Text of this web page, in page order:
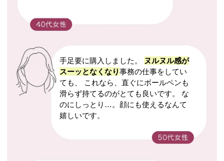
手足要に購入しました。
ヌルヌル感が
スーッとなくなり事務の仕事をしてい
ても、 これなら、直ぐにボールペンも
滑らず持てるのがとても良いです。 な
のにしっとり…。顔にも使えるなんて
嬉しいです。